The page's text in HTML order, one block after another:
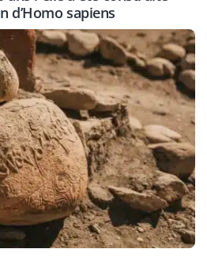
d’Homo sapiens